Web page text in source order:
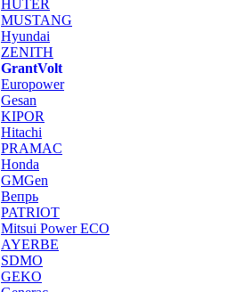
HUTER
MUSTANG
Hyundai
ZENITH
GrantVolt
Europower
Gesan
KIPOR
Hitachi
PRAMAC
Honda
GMGen
Вепрь
PATRIOT
Mitsui Power ECO
AYERBE
SDMO
GEKO